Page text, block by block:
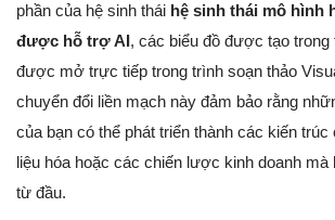
phần của hệ sinh thái hệ sinh thái mô hình
được hỗ trợ AI, các biểu đồ được tạo trong
được mở trực tiếp trong trình soạn thảo
chuyển đổi liền mạch này đảm bảo rằng
của bạn có thể phát triển thành các kiến
liệu hóa hoặc các chiến lược kinh doanh mà
từ đầu.